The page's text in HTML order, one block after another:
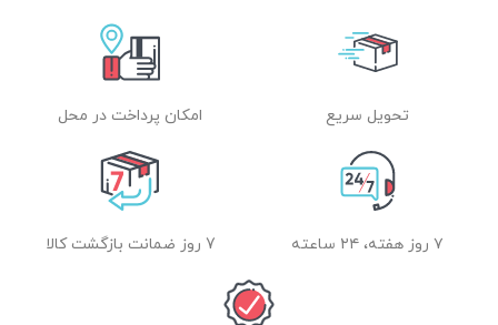
تحویل سریع امکان پرداخت در محل
۷ روز هفته، ۲۴ ساعته 7 روز ضمانت بازگشت کالا